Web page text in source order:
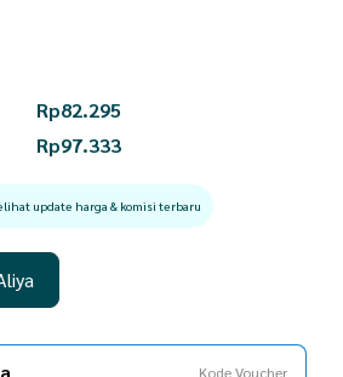
Rp82.295
Rp97.333
update harga & komisi terbaru
Kode Voucher